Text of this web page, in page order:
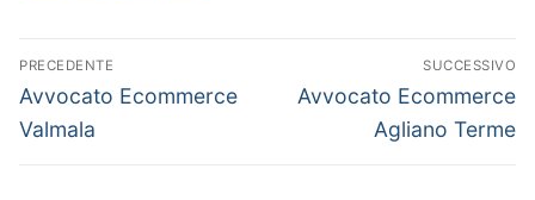
PRECEDENTE
Avvocato Ecommerce
Valmala
SUCCESSIVO
Avvocato Ecommerce
Agliano Terme